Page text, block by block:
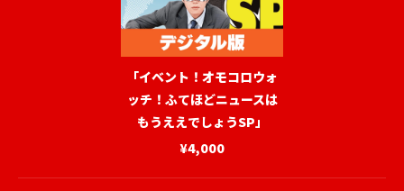
「イベント！オモコロウォ
ッチ！ふてほどニュースは
もうええでしょうSP」
¥4,000